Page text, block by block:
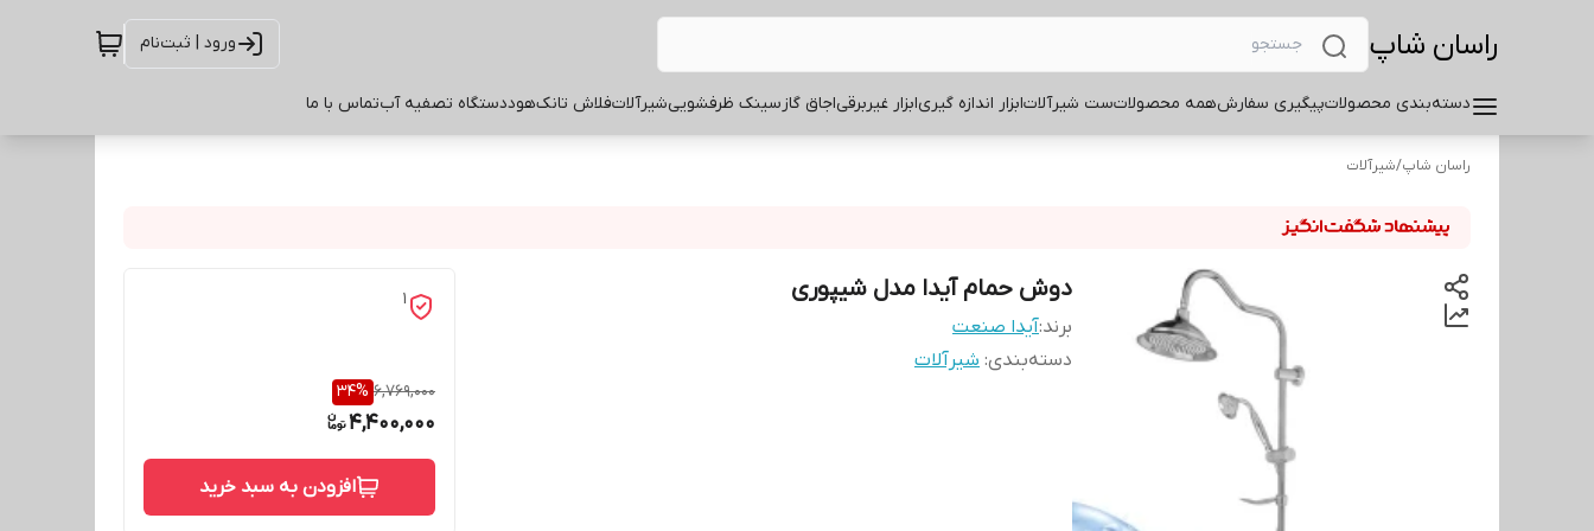
راسان شاپ ورود | ثبت‌نام
دسته‌بندی محصولاتپیگیری سفارشهمه محصولاتست شیرآلاتابزار اندازه گیریابزار غیربرقیاجاق گازسینک ظرفشوییشیرآلاتفلاش تانکهوددستگاه تصفیه آبتماس با ما
راسان شاپ/شیرآلات
دوش حمام آیدا مدل شیپوری
برند:آیدا صنعت
دسته‌بندی: شیرآلات
1
6,769,000
34%
4,400,000
افزودن به سبد خرید